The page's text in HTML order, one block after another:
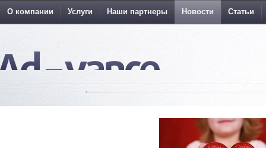
О компании Услуги Наши партнеры Новости Статьи